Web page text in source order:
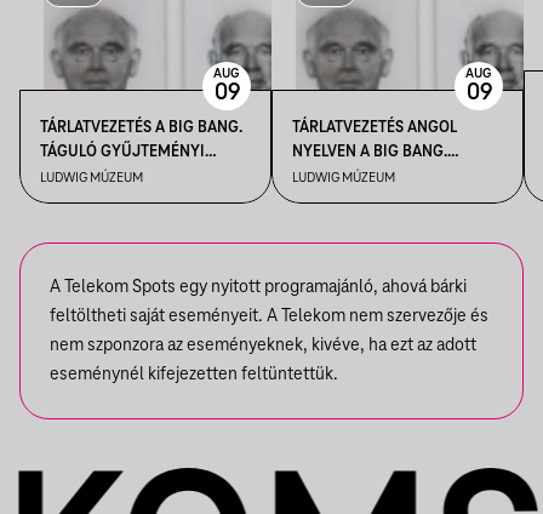
TÁRLATVEZETÉS A BIG BANG.
TÁGULÓ GYŰJTEMÉNYI
HORIZONTOK CÍMŰ
KIÁLLÍTÁSBAN
LUDWIG MÚZEUM
AUG
09
TÁRLATVEZETÉS ANGOL
NYELVEN A BIG BANG.
TÁGULÓ GYŰJTEMÉNYI
HORIZONTOK CÍMŰ
LUDWIG MÚZEUM
AUG
09
A Telekom Spots egy nyitott programajánló, ahová bárki
feltöltheti saját eseményeit. A Telekom nem szervezője és
nem szponzora az eseményeknek, kivéve, ha ezt az adott
eseménynél kifejezetten feltüntettük.